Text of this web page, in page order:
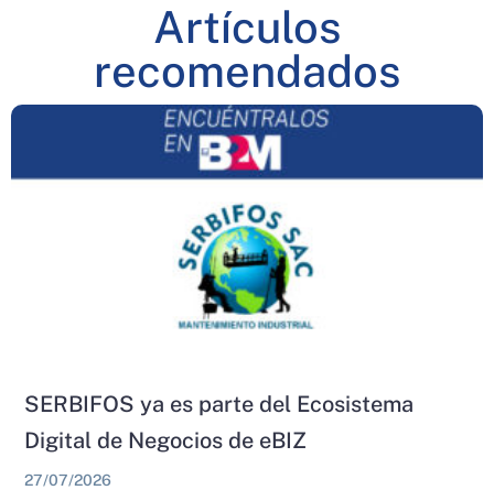
Artículos
recomendados
SERBIFOS ya es parte del Ecosistema
Digital de Negocios de eBIZ
27/07/2026